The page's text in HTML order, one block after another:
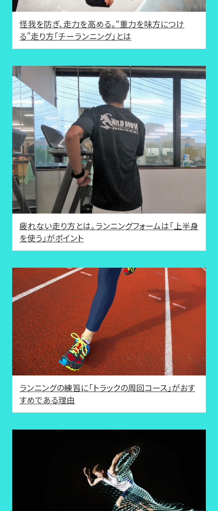
怪我を防ぎ、走力を高める。“重力を味方につけ
る”走り方「チーランニング」とは
疲れない走り方とは。ランニングフォームは「上半身
を使う」がポイント
ランニングの練習に「トラックの周回コース」がおす
すめである理由